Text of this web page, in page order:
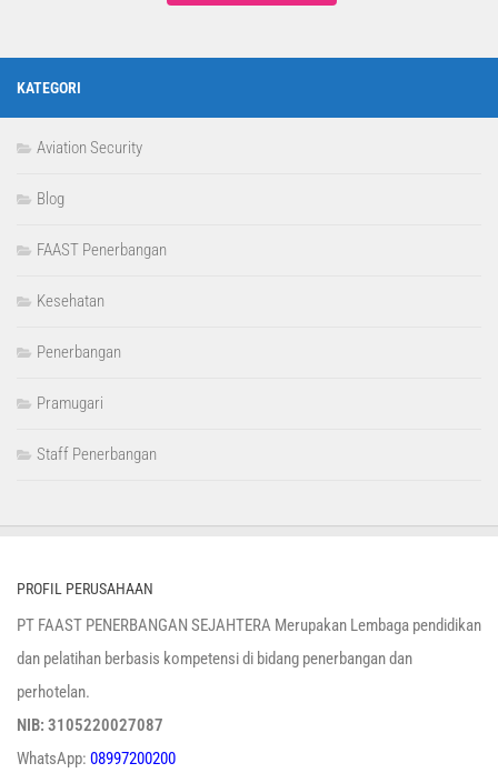
KATEGORI
Aviation Security
Blog
FAAST Penerbangan
Kesehatan
Penerbangan
Pramugari
Staff Penerbangan
PROFIL PERUSAHAAN
PT FAAST PENERBANGAN SEJAHTERA Merupakan Lembaga pendidikan
dan pelatihan berbasis kompetensi di bidang penerbangan dan
perhotelan.
NIB: 3105220027087
WhatsApp: 08997200200